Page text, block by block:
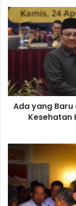
Ada yang Baru
Kesehatan